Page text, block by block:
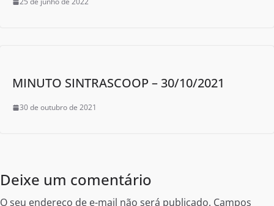
MINUTO SINTRASCOOP – 30/10/2021
30 de outubro de 2021
Deixe um comentário
O seu endereço de e-mail não será publicado. Campos